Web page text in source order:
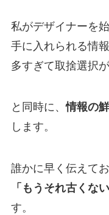
私がデザイナーを
手に入れられる情
多すぎて取捨選択
と同時に、情報の
します。
誰かに早く伝えてお
「もうそれ古くな
す。